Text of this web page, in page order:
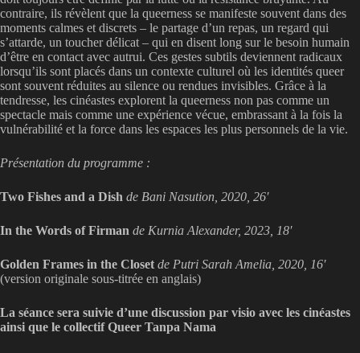
contraire, ils révèlent que la queerness se manifeste souvent dans des
moments calmes et discrets – le partage d’un repas, un regard qui
s’attarde, un toucher délicat – qui en disent long sur le besoin humain
d’être en contact avec autrui. Ces gestes subtils deviennent radicaux
lorsqu’ils sont placés dans un contexte culturel où les identités queer
sont souvent réduites au silence ou rendues invisibles. Grâce à la
tendresse, les cinéastes explorent la queerness non pas comme un
spectacle mais comme une expérience vécue, embrassant à la fois la
vulnérabilité et la force dans les espaces les plus personnels de la vie.
Présentation du programme :
Two Fishes and a Dish de Bani Nasution, 2020, 26′
In the Words of Firman de Kurnia Alexander, 2023, 18′
Golden Frames in the Closet de Putri Sarah Amelia, 2020, 16′
(version originale sous-titrée en anglais)
La séance sera suivie d’une discussion par visio avec les cinéastes
ainsi que le collectif Queer Tanpa Nama